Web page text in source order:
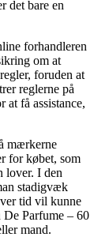
det bare en
forhandleren
om at
foruden at
reglerne på
at få assistance,
mærkerne
for købet, som
lover. I den
stadigvæk
tid vil kunne
Parfume – 60
mand.